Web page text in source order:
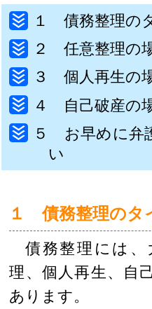
１ 債務整理の
２ 任意整理の
３ 個人再生の
４ 自己破産の
５ お早めに弁
い
１ 債務整理のタ
債務整理には
理、個人再生、自
あります。